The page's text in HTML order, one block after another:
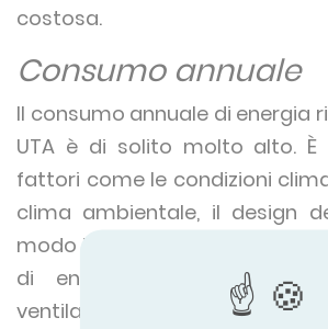
costosa.
Consumo annuale
Il consumo annuale di energia
UTA è di solito molto alto. È
fattori come le condizioni
clima ambientale, il design
modo in cui viene fatto
di energia usata per
ventilazione aumenta il